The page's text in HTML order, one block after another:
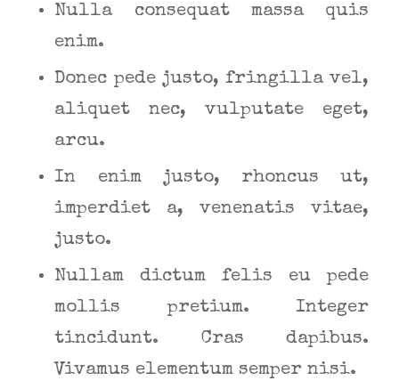
Nulla consequat massa quis
enim.
Donec pede justo, fringilla vel,
aliquet nec, vulputate eget,
arcu.
In enim justo, rhoncus ut,
imperdiet a, venenatis vitae,
justo.
Nullam dictum felis eu pede
mollis pretium. Integer
tincidunt. Cras dapibus.
Vivamus elementum semper nisi.